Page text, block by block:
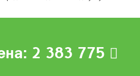
2 383 775